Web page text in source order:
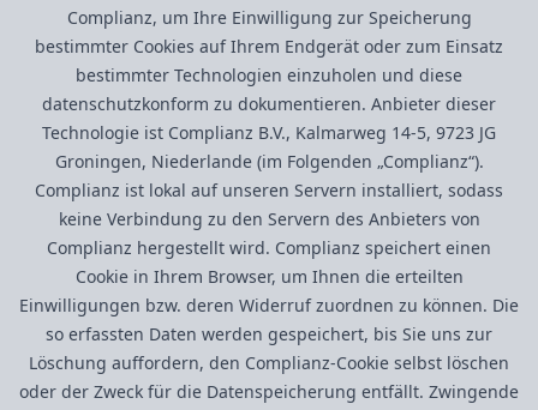
Complianz, um Ihre Einwilligung zur Speicherung
bestimmter Cookies auf Ihrem Endgerät oder zum Einsatz
bestimmter Technologien einzuholen und diese
datenschutzkonform zu dokumentieren. Anbieter dieser
Technologie ist Complianz B.V., Kalmarweg 14-5, 9723 JG
Groningen, Niederlande (im Folgenden „Complianz“).
Complianz ist lokal auf unseren Servern installiert, sodass
keine Verbindung zu den Servern des Anbieters von
Complianz hergestellt wird. Complianz speichert einen
Cookie in Ihrem Browser, um Ihnen die erteilten
Einwilligungen bzw. deren Widerruf zuordnen zu können. Die
so erfassten Daten werden gespeichert, bis Sie uns zur
Löschung auffordern, den Complianz-Cookie selbst löschen
oder der Zweck für die Datenspeicherung entfällt. Zwingende